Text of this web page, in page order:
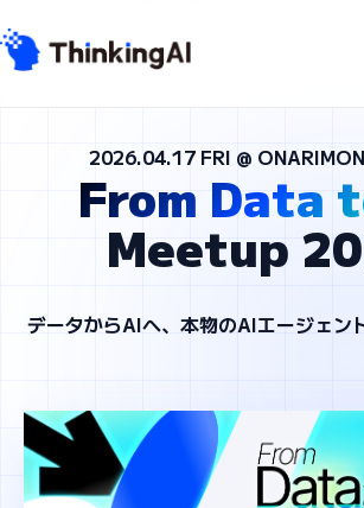
2026.04.17 FRI @
From Data
Meetup
データからAIへ、本物のAIエージェン